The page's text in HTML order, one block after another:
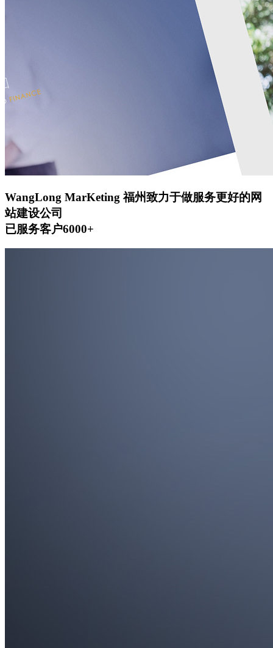
WangLong MarKeting 福州致力于做服务更好的网
站建设公司
已服务客户6000+